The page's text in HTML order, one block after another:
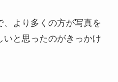
より多くの方が写真を
と思ったのがきっかけ